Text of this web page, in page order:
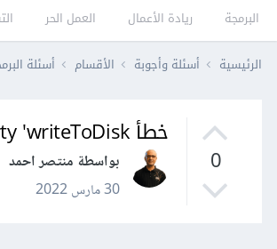
البرمجة ريادة الأعمال العمل الحر
الرئيسية أسئلة وأجوبة الأقسام أسئلة
0
خطأ unknown property 'writeToDisk' عند محاول تشغيل خادم ويب باك
بواسطة منتصر احمد
30 مارس 2022